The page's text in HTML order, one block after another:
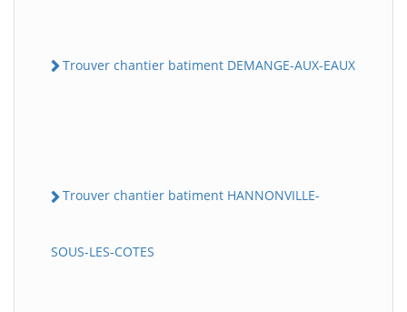
Trouver chantier batiment DEMANGE-AUX-EAUX
Trouver chantier batiment HANNONVILLE-
SOUS-LES-COTES